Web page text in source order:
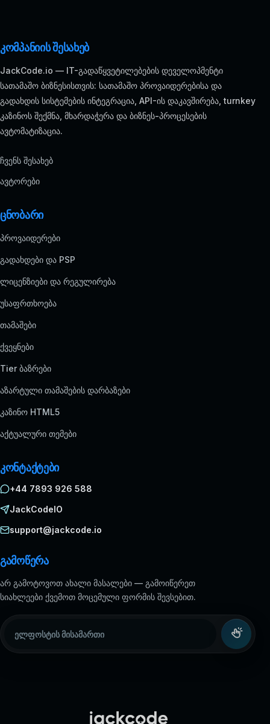
კომპანიის შესახებ
JackCode.io — IT-გადაწყვეტილებების დეველოპმენტი
სათამაშო ბიზნესისთვის: სათამაშო პროვაიდერებისა და
გადახდის სისტემების ინტეგრაცია, API-ის დაკავშირება, turnkey
კაზინოს შექმნა, მხარდაჭერა და ბიზნეს-პროცესების
ავტომატიზაცია.
ჩვენს შესახებ
ავტორები
ცნობარი
პროვაიდერები
გადახდები და PSP
ლიცენზიები და რეგულირება
უსაფრთხოება
თამაშები
ქვეყნები
Tier ბაზრები
აზარტული თამაშების დარბაზები
კაზინო HTML5
აქტუალური თემები
კონტაქტები
+44 7893 926 588
JackCodeIO
support@jackcode.io
გამოწერა
არ გამოტოვოთ ახალი მასალები — გამოიწერეთ
სიახლეები ქვემოთ მოცემული ფორმის შევსებით.